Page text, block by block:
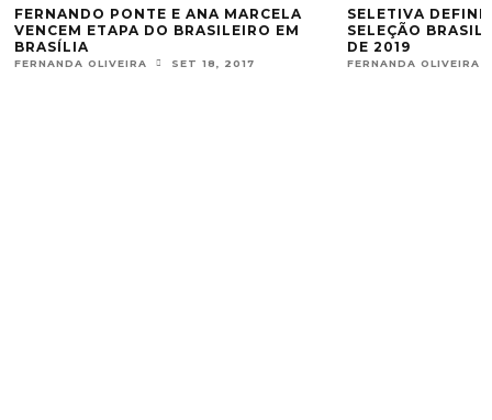
FERNANDO PONTE E ANA MARCELA
VENCEM ETAPA DO BRASILEIRO EM
BRASÍLIA
FERNANDA OLIVEIRA SET 18, 2017
SELETIVA
SELEÇÃO
DE 2019
FERNANDA OLIVEIRA